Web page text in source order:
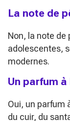
La note de
Non, la note de
adolescentes,
modernes.
Un parfum
Oui, un parfum
du cuir, du